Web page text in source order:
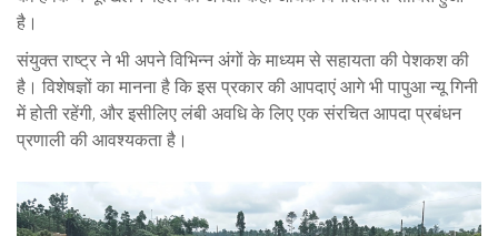
है।
संयुक्त राष्ट्र ने भी अपने विभिन्न अंगों के माध्यम से सहायता की पेशकश की
है। विशेषज्ञों का मानना है कि इस प्रकार की आपदाएं आगे भी पापुआ न्यू गिनी
में होती रहेंगी, और इसीलिए लंबी अवधि के लिए एक संरचित आपदा प्रबंधन
प्रणाली की आवश्यकता है।